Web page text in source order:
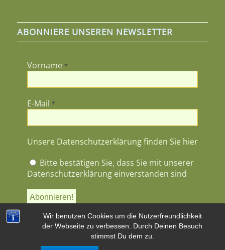
Wir benutzen Cookies um die Nutzerfreundlichkeit
der Webseite zu verbessen. Durch Deinen Besuch
stimmst Du dem zu.
ABONNIERE UNSEREN NEWSLETTER
Vorname *
E-Mail *
Unsere Datenschutzerklärung finden Sie hier
Bitte bestätigen Sie, dass Sie mit unserer
Datenschutzerklärung einverstanden sind